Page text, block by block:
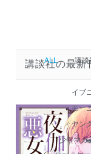
講談社の最新
ALL 講談
イブ
モー
ヤン
少年マガ